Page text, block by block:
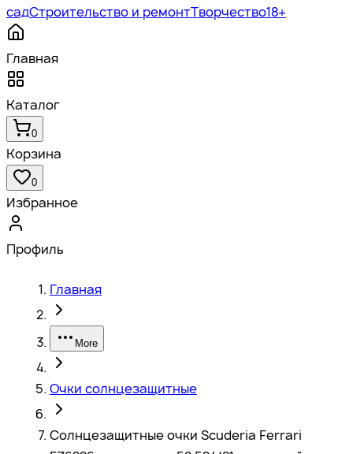
садСтроительство и ремонтТворчество18+
Главная
Каталог
0
Корзина
0
Избранное
Профиль
Главная
More
Очки солнцезащитные
Солнцезащитные очки Scuderia Ferrari